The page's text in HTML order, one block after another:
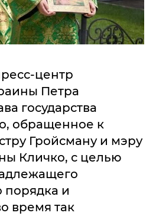
центр
Петра
государства
обращенное к
Гройсману и мэру
Кличко, с целью
порядка и
время так